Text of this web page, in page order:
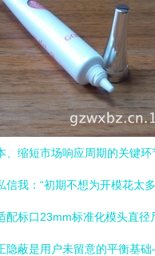
缩短市场响应周期的关键
我：“初期不想为开模花
标口23mm标准化模头直
蔽是用户未留意的平衡